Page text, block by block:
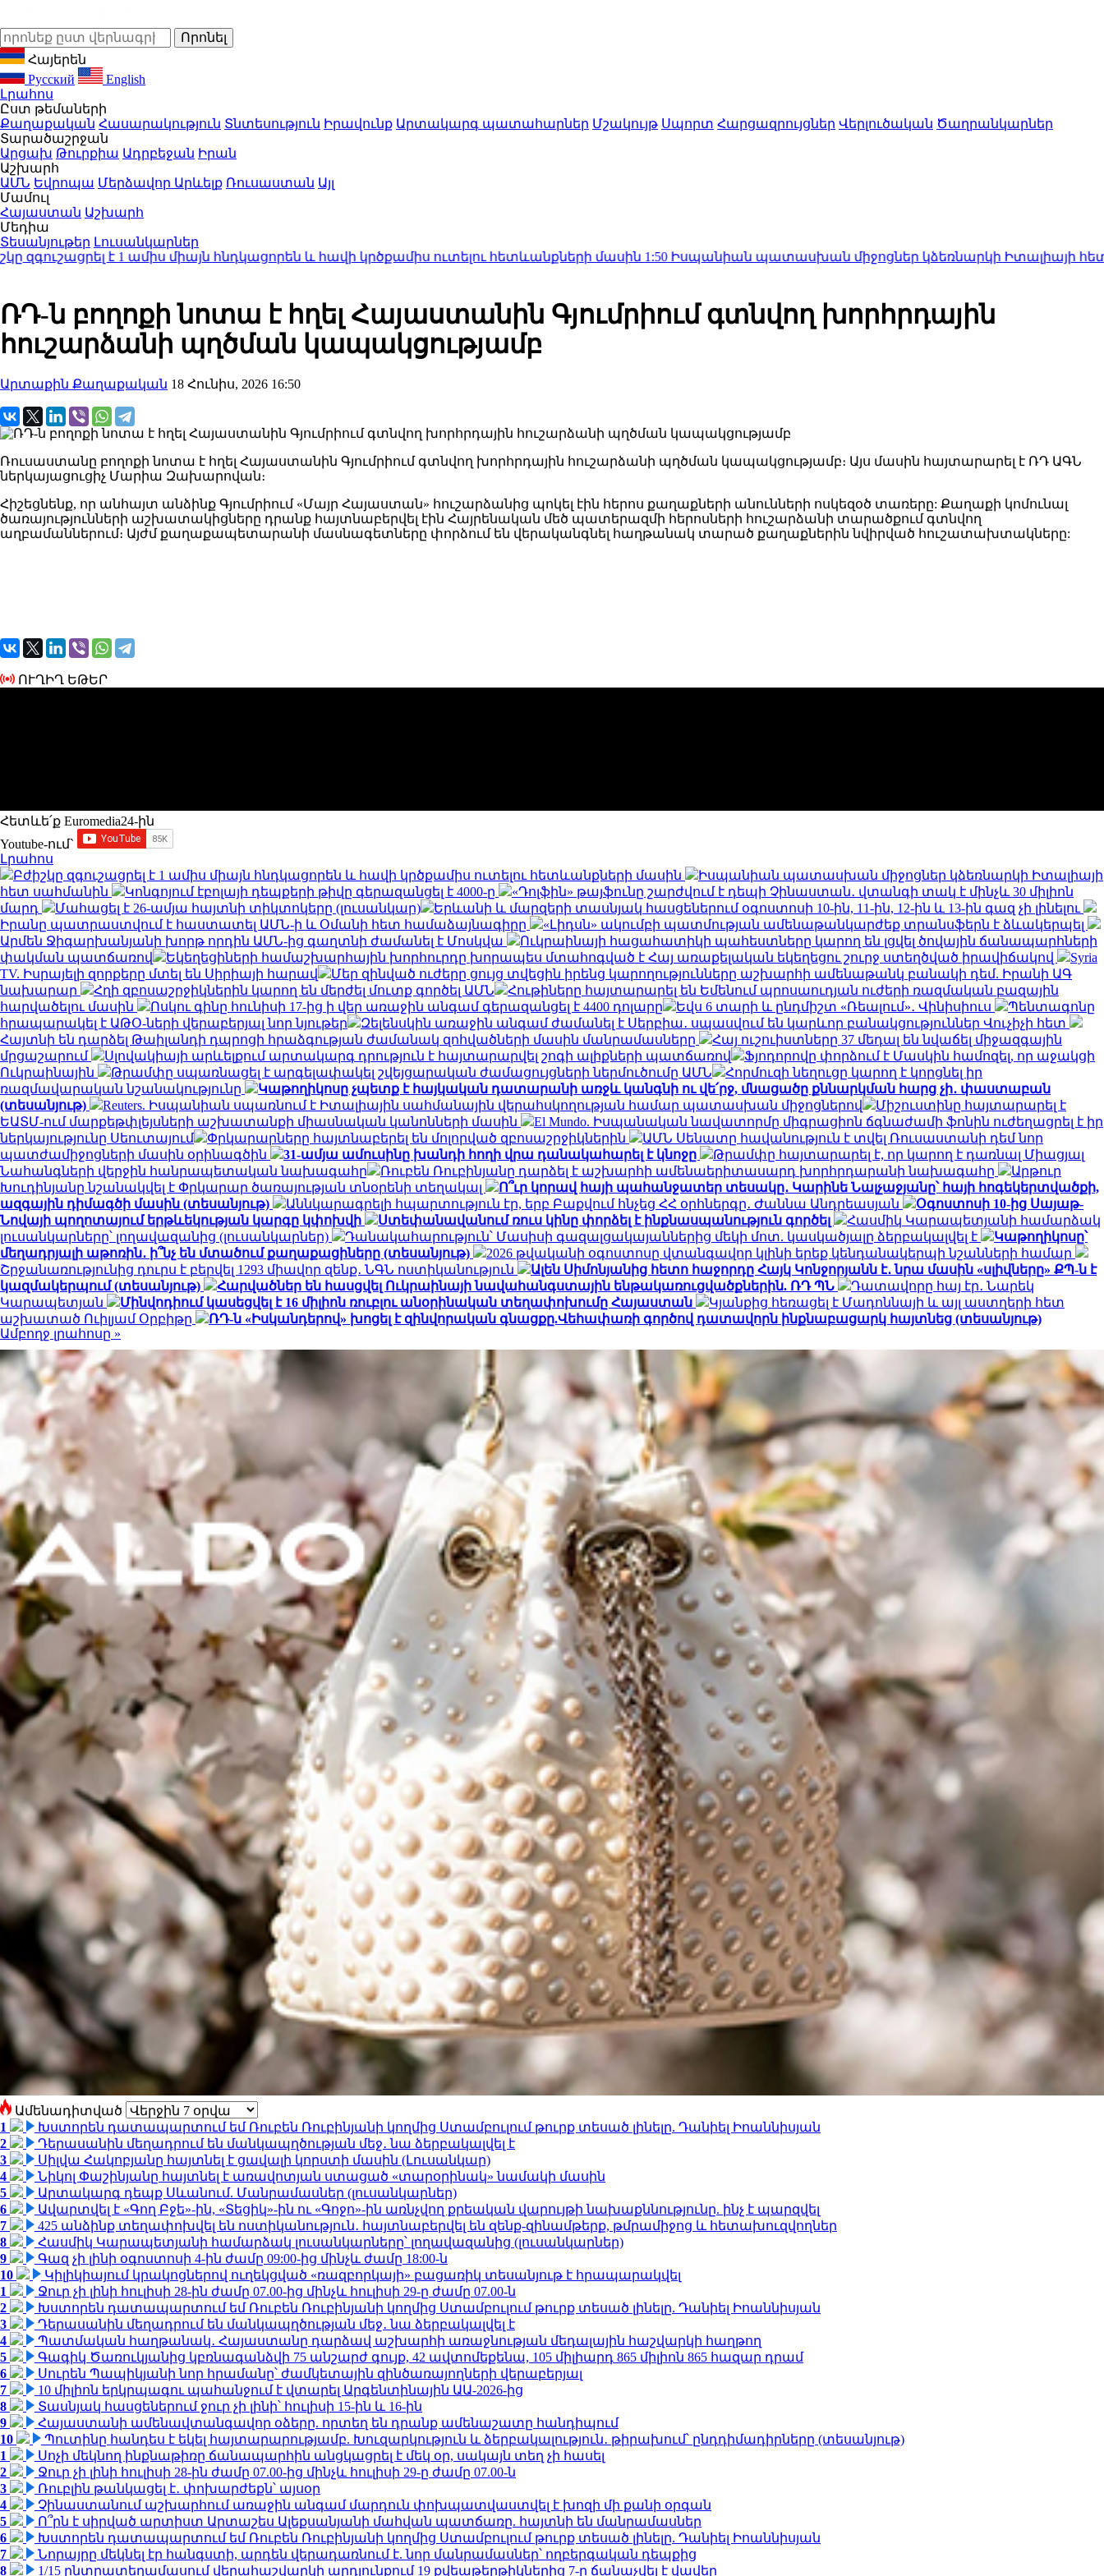
Հայերեն
Русский
English
Լրահոս
Ըստ թեմաների
Քաղաքական Հասարակություն Տնտեսություն Իրավունք Արտակարգ պատահարներ Մշակույթ Սպորտ Հարցազրույցներ Վերլուծական Ծաղրանկարներ
Տարածաշրջան
Արցախ Թուրքիա Ադրբեջան Իրան
Աշխարհ
ԱՄՆ Եվրոպա Մերձավոր Արևելք Ռուսաստան Այլ
Մամուլ
Հայաստան Աշխարհ
Մեդիա
Տեսանյութեր Լուսանկարներ
է 1 ամիս միայն հնդկացորեն և հավի կրծքամիս ուտելու հետևանքների մասին1:50Իսպանիան պատասխան միջոցներ կձեռնարկի Իտալիայի հետ
ՌԴ-ն բողոքի նոտա է հղել Հայաստանին Գյումրիում գտնվող խորհրդային
հուշարձանի պղծման կապակցությամբ
Արտաքին Քաղաքական 18 Հունիս, 2026 16:50
Ռուսաստանը բողոքի նոտա է հղել Հայաստանին Գյումրիում գտնվող խորհրդային հուշարձանի պղծման կապակցությամբ։ Այս մասին հայտարարել է ՌԴ ԱԳՆ
ներկայացուցիչ Մարիա Զախարովան։
Հիշեցնենք, որ անհայտ անձինք Գյումրիում «Մայր Հայաստան» հուշարձանից պոկել էին հերոս քաղաքների անունների ոսկեզօծ տառերը: Քաղաքի կոմունալ
ծառայությունների աշխատակիցները դրանք հայտնաբերվել էին Հայրենական մեծ պատերազմի հերոսների հուշարձանի տարածքում գտնվող
աղբամաններում։ Այժմ քաղաքապետարանի մասնագետները փորձում են վերականգնել հաղթանակ տարած քաղաքներին նվիրված հուշատախտակները:
ՈՒՂԻՂ ԵԹԵՐ
Հետևե՛ք Euromedia24-ին
Youtube-ում`
Լրահոս
Բժիշկը զգուշացրել է 1 ամիս միայն հնդկացորեն և հավի կրծքամիս ուտելու հետևանքների մասին
Իսպանիան պատասխան միջոցներ կձեռնարկի Իտալիայի
հետ սահմանին
Կոնգոյում էբոլայի դեպքերի թիվը գերազանցել է 4000-ը
«Դոլֆին» թայֆունը շարժվում է դեպի Չինաստան․ վտանգի տակ է մինչև 30 միլիոն
մարդ
Մահացել է 26-ամյա հայտնի տիկտոկերը (լուսանկար)
Երևանի և մարզերի տասնյակ հասցեներում օգոստոսի 10-ին, 11-ին, 12-ին և 13-ին գազ չի լինելու
Իրանը պատրաստվում է հաստատել ԱՄՆ-ի և Օմանի հետ համաձայնագիրը
«Լիդսն» ակումբի պատմության ամենաթանկարժեք տրանսֆերն է ձևակերպել
Արմեն Ջիգարխանյանի խորթ որդին ԱՄՆ-ից գաղտնի ժամանել է Մոսկվա
Ուկրաինայի հացահատիկի պահեստները կարող են լցվել ծովային ճանապարհների
փակման պատճառով
Եկեղեցիների համաշխարհային խորհուրդը խորապես մտահոգված է Հայ առաքելական եկեղեցու շուրջ ստեղծված իրավիճակով
Syria
TV. Իսրայելի զորքերը մտել են Սիրիայի հարավ
Մեր զինված ուժերը ցույց տվեցին իրենց կարողությունները աշխարհի ամենաթանկ բանակի դեմ. Իրանի ԱԳ
նախարար
Հղի զբոսաշրջիկներին կարող են մերժել մուտք գործել ԱՄՆ
Հութիները հայտարարել են Եմենում պրոսաուդյան ուժերի ռազմական բազային
հարվածելու մասին
Ոսկու գինը հունիսի 17-ից ի վեր առաջին անգամ գերազանցել է 4400 դոլարը Եվս 6 տարի և ընդմիշտ «Ռեալում»․ Վինիսիուս
Պենտագոնը
հրապարակել է ԱԹՕ-ների վերաբերյալ նոր նյութեր
Զելենսկին առաջին անգամ ժամանել է Սերբիա․ սպասվում են կարևոր բանակցություններ Վուչիչի հետ
Հայտնի են դարձել Թաիլանդի դպրոցի հրաձգության ժամանակ զոհվածների մասին մանրամասները
Հայ ուշուիստները 37 մեդալ են նվաճել միջազգային
մրցաշարում
Սլովակիայի արևելքում արտակարգ դրություն է հայտարարվել շոգի ալիքների պատճառով
Ֆյոդորովը փորձում է Մասկին համոզել, որ աջակցի
Ուկրաինային
Թրամփը սպառնացել է արգելափակել շվեյցարական ժամացույցների ներմուծումը ԱՄՆ
Հորմուզի նեղուցը կարող է կորցնել իր
ռազմավարական նշանակությունը
Կաթողիկոսը չպետք է հայկական դատարանի առջև կանգնի ու վե՛րջ, մնացածը քննարկման հարց չի․ փաստաբան
(տեսանյութ)
Reuters. Իսպանիան սպառնում է Իտալիային սահմանային վերահսկողության համար պատասխան միջոցներով
Միշուստինը հայտարարել է
ԵԱՏՄ-ում մարքեթփլեյսների աշխատանքի միասնական կանոնների մասին
El Mundo. Իսպանական նավատորմը միգրացիոն ճգնաժամի ֆոնին ուժեղացրել է իր
ներկայությունը Սեուտայում
Փրկարարները հայտնաբերել են մոլորված զբոսաշրջիկներին
ԱՄՆ Սենատը հավանություն է տվել Ռուսաստանի դեմ նոր
պատժամիջոցների մասին օրինագծին
31-ամյա ամուսինը խանդի հողի վրա դանակահարել է կնոջը
Թրամփը հայտարարել է, որ կարող է դառնալ Միացյալ
Նահանգների վերջին հանրապետական ​​նախագահը
Ռուբեն Ռուբինյանը դարձել է աշխարհի ամենաերիտասարդ խորհրդարանի նախագահը
Արթուր
Խուդինյանը նշանակվել է Փրկարար ծառայության տնօրենի տեղակալ
Ո՞ւր կորավ հայի պահանջատեր տեսակը․ Կարինե Նալչաջյանը՝ հայի հոգեկերտվածքի,
ազգային դիմագծի մասին (տեսանյութ)
Աննկարագրելի հպարտություն էր, երբ Բաքվում հնչեց ՀՀ օրհներգը․ Ժաննա Անդրեասյան
Օգոստոսի 10-ից Սայաթ-
Նովայի պողոտայում երթևեկության կարգը կփոխվի
Ստեփանավանում ռուս կինը փորձել է ինքնասպանություն գործել
Հասմիկ Կարապետյանի համարձակ
լուսանկարները՝ լողավազանից (լուսանկարներ)
Դանակահարություն՝ Մասիսի գազալցակայաններից մեկի մոտ. կասկածյալը ձերբակալվել է
Կաթողիկոսը՝
մեղադրյալի աթոռին․ ի՞նչ են մտածում քաղաքացիները (տեսանյութ)
2026 թվականի օգոստոսը վտանգավոր կլինի երեք կենդանակերպի նշանների համար
Շրջանառությունից դուրս է բերվել 1293 միավոր զենք․ ՆԳՆ ոստիկանություն
Ալեն Սիմոնյանից հետո հաջորդը Հայկ Կոնջորյանն է․ նրա մասին «սլիվները» ՔՊ-ն է
կազմակերպում (տեսանյութ)
Հարվածներ են հասցվել Ուկրաինայի նավահանգստային ենթակառուցվածքներին. ՌԴ ՊՆ
Դատավորը հայ էր․ Նարեկ
Կարապետյան
Մինվոդիում կասեցվել է 16 միլիոն ռուբլու անօրինական տեղափոխումը Հայաստան
Կյանքից հեռացել է Մադոննայի և այլ աստղերի հետ
աշխատած Ուիլյամ Օրբիթը
ՌԴ-ն «Իսկանդերով» խոցել է զինվորական գնացքը.Վեհափառի գործով դատավորն ինքնաբացարկ հայտնեց (տեսանյութ)
Ամբողջ լրահոսը »
Ամենադիտված
1
Խստորեն դատապարտում եմ Ռուբեն Ռուբինյանի կողմից Ստամբուլում թուրք տեսած լինելը. Դանիել Իոաննիսյան
2
Դերասանին մեղադրում են մանկապղծության մեջ․ նա ձերբակալվել է
3
Սիլվա Հակոբյանը հայտնել է ցավալի կորստի մասին (Լուսանկար)
4
Նիկոլ Փաշինյանը հայտնել է առավոտյան ստացած «տարօրինակ» նամակի մասին
5
Արտակարգ դեպք Սևանում. Մանրամասներ (լուսանկարներ)
6
Ավարտվել է «Գող Բջե»-ին, «Տեցիկ»-ին ու «Գոջո»-ին առնչվող քրեական վարույթի նախաքննությունը. ինչ է պարզվել
7
425 անձինք տեղափոխվել են ոստիկանություն․ հայտնաբերվել են զենք-զինամթերք, թմրամիջոց և հետախուզվողներ
8
Հասմիկ Կարապետյանի համարձակ լուսանկարները՝ լողավազանից (լուսանկարներ)
9
Գազ չի լինի օգոստոսի 4-ին ժամը 09:00-ից մինչև ժամը 18:00-ն
10
Կիլիկիայում կրակոցներով ուղեկցված «ռազբորկայի» բացառիկ տեսանյութ է հրապարակվել
1
Ջուր չի լինի հուլիսի 28-ին ժամը 07.00-ից մինչև հուլիսի 29-ը ժամը 07.00-ն
2
Խստորեն դատապարտում եմ Ռուբեն Ռուբինյանի կողմից Ստամբուլում թուրք տեսած լինելը. Դանիել Իոաննիսյան
3
Դերասանին մեղադրում են մանկապղծության մեջ․ նա ձերբակալվել է
4
Պատմական հաղթանակ․ Հայաստանը դարձավ աշխարհի առաջնության մեդալային հաշվարկի հաղթող
5
Գագիկ Ծառուկյանից կբռնագանձվի 75 անշարժ գույք, 42 ավտոմեքենա, 105 միլիարդ 865 միլիոն 865 հազար դրամ
6
Սուրեն Պապիկյանի նոր հրամանը՝ ժամկետային զինծառայողների վերաբերյալ
7
10 միլիոն երկրպագու պահանջում է վտարել Արգենտինային ԱԱ-2026-ից
8
Տասնյակ հասցեներում ջուր չի լինի՝ հուլիսի 15-ին և 16-ին
9
Հայաստանի ամենավտանգավոր օձերը. որտեղ են դրանք ամենաշատը հանդիպում
10
Պուտինը հանդես է եկել հայտարարությամբ. Խուզարկություն և ձերբակալություն․ թիրախում՝ ընդդիմադիրները (տեսանյութ)
1
Սոչի մեկնող ինքնաթիռը ճանապարհին անցկացրել է մեկ օր, սակայն տեղ չի հասել
2
Ջուր չի լինի հուլիսի 28-ին ժամը 07.00-ից մինչև հուլիսի 29-ը ժամը 07.00-ն
3
Ռուբլին թանկացել է․ փոխարժեքն՝ այսօր
4
Չինաստանում աշխարհում առաջին անգամ մարդուն փոխպատվաստվել է խոզի մի քանի օրգան
5
Ո՞րն է սիրված արտիստ Արտաշես Ալեքսանյանի մահվան պատճառը. հայտնի են մանրամասներ
6
Խստորեն դատապարտում եմ Ռուբեն Ռուբինյանի կողմից Ստամբուլում թուրք տեսած լինելը. Դանիել Իոաննիսյան
7
Նորայրը մեկնել էր հանգստի, արդեն վերադառնում է. նոր մանրամասներ՝ ողբերգական դեպքից
8
1/15 ընտրատեղամասում վերահաշվարկի արդյունքում 19 քվեաթերթիկներից 7-ը ճանաչվել է վավեր